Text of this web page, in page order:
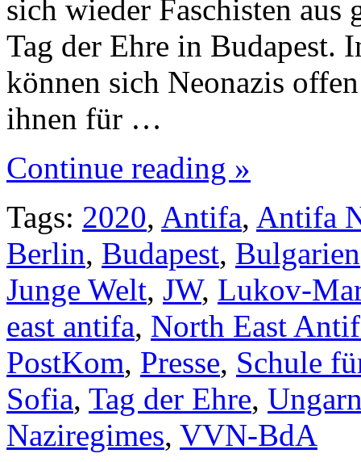
sich wieder Faschisten aus
Tag der Ehre in Budapest.
können sich Neonazis
ihnen für …
Continue reading »
Tags: 2020, Antifa, Antifa
Berlin, Budapest, Bulgarien
Junge Welt, JW, Lukov-
east antifa, North East
PostKom, Presse, Schule
Sofia, Tag der Ehre,
Naziregimes, VVN-BdA